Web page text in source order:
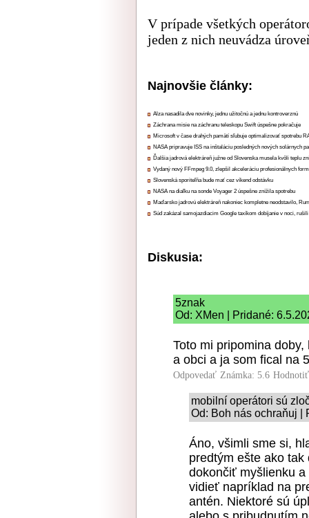
V prípade všetkých
jeden z nich neuvádza
Najnovšie články:
Alza nasadila dve novinky, jednu užitočnú a jednu kontroverznú
Záchrana misie na záchranu teleskopu Swift úspešne pokračuje
Microsoft v čase drahých pamätí sľubuje optimalizovať spotrebu
NASA pripravuje ISS na inštaláciu posledných nových solárnych
Ďalšia jadrová elektráreň južne od Slovenska musela kvôli teplu
Vydaný nový FFmpeg 9.0, zlepšil akceleráciu profesionálnych
Slovenská sporiteľňa bude mať cez víkend odstávku
NASA na diaľku na sonde Voyager 2 úspešne znížila spotrebu
Maďarsko jadrovú elektráreň nakoniec kompletne neodstavilo,
Súd zakázal samojazdiacim Google taxíkom dobíjanie v noci,
Diskusia:
5znak
Od: XMen | Pridané:
Toto mi pripomina
a obci a ja som fical na
Odpovedať Známka: 5.6
mobilní operátori sú
Od: Boh nás ochraňuj |
Áno, všimli sme si,
predtým ešte ako
dokončiť myšlienku
vidieť napríklad na
antén. Niektoré sú